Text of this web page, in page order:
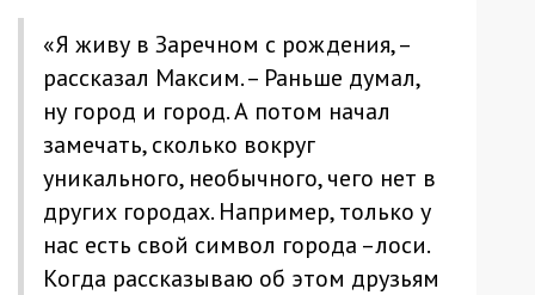
«Я живу в Заречном с рождения, –
рассказал Максим. – Раньше думал,
ну город и город. А потом начал
замечать, сколько вокруг
уникального, необычного, чего нет в
других городах. Например, только у
нас есть свой символ города –лоси.
Когда рассказываю об этом друзьям